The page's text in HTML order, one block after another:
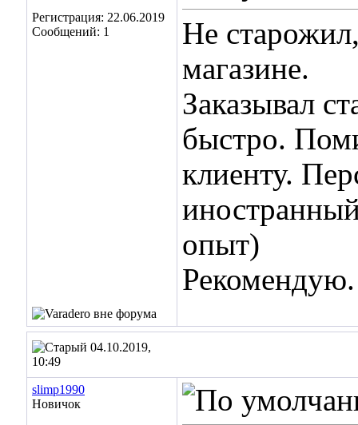
Регистрация: 22.06.2019
Сообщений: 1
Не
магазине.
Заказывал
быстро.
клиенту.
опыт)
Рекомендую.
04.10.2019,
10:49
slimp1990
Новичок